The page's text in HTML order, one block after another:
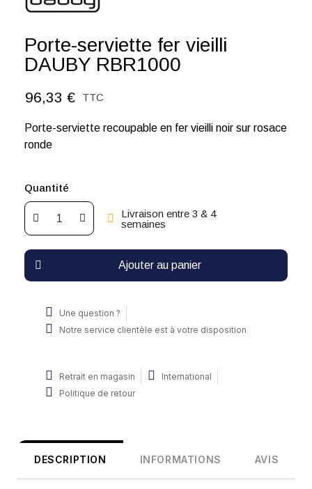
Porte-serviette fer vieilli
DAUBY RBR1000
96,33 € TTC
Porte-serviette recoupable en fer vieilli noir sur rosace
ronde
Quantité
Livraison entre 3 & 4
semaines
Ajouter au panier
Une question ?
Notre service clientèle est à votre disposition
Retrait en magasin
International
Politique de retour
DESCRIPTION INFORMATIONS AVIS